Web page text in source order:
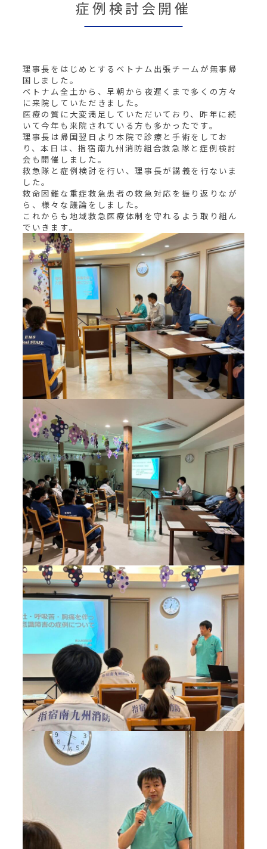
症例検討会開催
理事長をはじめとするベトナム出張チームが無事帰
国しました。
ベトナム全土から、早朝から夜遅くまで多くの方々
に来院していただきました。
医療の質に大変満足していただいており、昨年に続
いて今年も来院されている方も多かったです。
理事長は帰国翌日より本院で診療と手術をしてお
り、本日は、指宿南九州消防組合救急隊と症例検討
会も開催しました。
救急隊と症例検討を行い、理事長が講義を行ないま
した。
救命困難な重症救急患者の救急対応を振り返りなが
ら、様々な議論をしました。
これからも地域救急医療体制を守れるよう取り組ん
でいきます。